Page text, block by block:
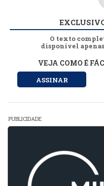
O texto
disponível
VEJA COMO É
ASSINAR
PUBLICIDADE